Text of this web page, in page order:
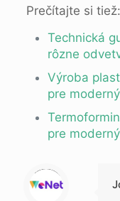
Prečítajte si tiež:
Technická
rôzne
Výroba
pre
pre
Warning
: Trying to access array offset on null in
/data/d/1/d138f370-fb2d-41ed-8e54-da3f51f0f16a/beppc.online/web/wp-content/themes/betheme-child/includes/content-single.php
on line
286